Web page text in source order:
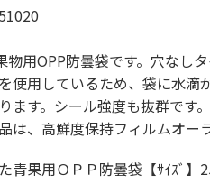
物用OPP防曇袋です。穴なし
使用しているため、袋に水
ます。シール強度も抜群です。
は、高鮮度保持フィルムオー
青果用ＯＰＰ防曇袋【ｻｲｽﾞ